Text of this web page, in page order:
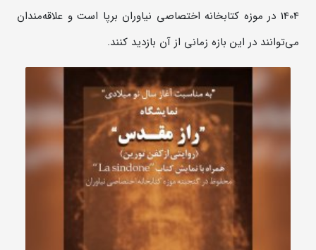
1404 در موزه کتابخانه اختصاصی نیاوران برپا است و علاقه‌مندان
می‌توانند در این بازه زمانی از آن بازدید کنند.